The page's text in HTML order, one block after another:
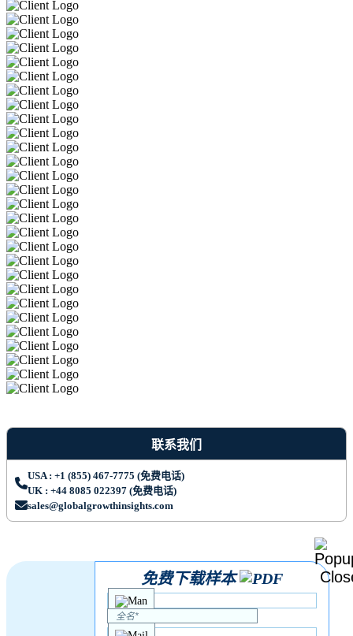
联系我们
USA : +1 (855) 467-7775 (免费电话)
UK : +44 8085 022397 (免费电话)
sales@globalgrowthinsights.com
免费下载样本